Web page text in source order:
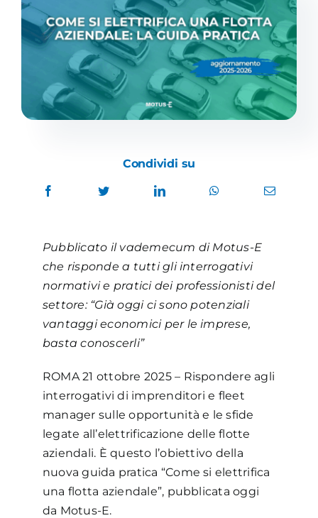
Condividi su
Pubblicato il vademecum di Motus-E
che risponde a tutti gli interrogativi
normativi e pratici dei professionisti del
settore: “Già oggi ci sono potenziali
vantaggi economici per le imprese,
basta conoscerli”
ROMA 21 ottobre 2025 – Rispondere agli
interrogativi di imprenditori e fleet
manager sulle opportunità e le sfide
legate all’elettrificazione delle flotte
aziendali. È questo l’obiettivo della
nuova guida pratica “Come si elettrifica
una flotta aziendale”, pubblicata oggi
da Motus-E.